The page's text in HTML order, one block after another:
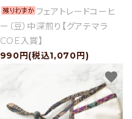
フェアトレードコーヒ
ー（豆）中深煎り【グアテマラ
COE入賞】
990円(税込1,070円)
favorite